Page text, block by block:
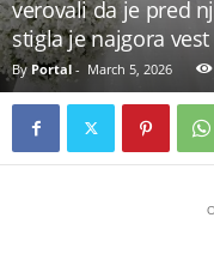
verovali da je pred
stigla je najgora vest
By Portal- March 5, 2026